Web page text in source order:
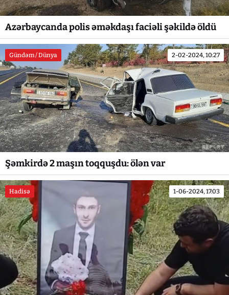
Azərbaycanda polis əməkdaşı faciəli şəkildə öldü
Gündəm / Dünya 2-02-2024, 10:27
Şəmkirdə 2 maşın toqquşdu: ölən var
Hadisə 1-06-2024, 17:03